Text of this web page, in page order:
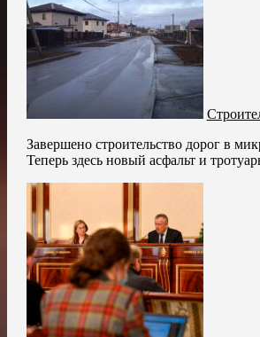
Завершено строительство дорог в
Теперь здесь новый асфальт и